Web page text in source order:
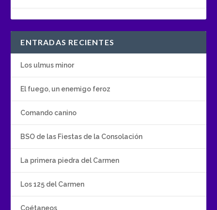
ENTRADAS RECIENTES
Los ulmus minor
El fuego, un enemigo feroz
Comando canino
BSO de las Fiestas de la Consolación
La primera piedra del Carmen
Los 125 del Carmen
Coétaneos